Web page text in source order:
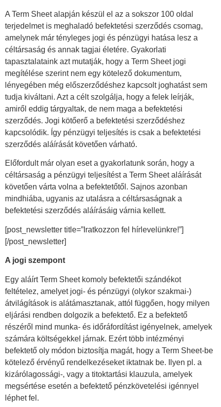
A Term Sheet alapján készül el az a sokszor 100 oldal
terjedelmet is meghaladó befektetési szerződés csomag,
amelynek már tényleges jogi és pénzügyi hatása lesz a
céltársaság és annak tagjai életére. Gyakorlati
tapasztalataink azt mutatják, hogy a Term Sheet jogi
megítélése szerint nem egy kötelező dokumentum,
lényegében még előszerződéshez kapcsolt joghatást sem
tudja kiváltani. Azt a célt szolgálja, hogy a felek leírják,
amiről eddig tárgyaltak, de nem maga a befektetési
szerződés. Jogi kötőerő a befektetési szerződéshez
kapcsolódik. Így pénzügyi teljesítés is csak a befektetési
szerződés aláírását követően várható.
Előfordult már olyan eset a gyakorlatunk során, hogy a
céltársaság a pénzügyi teljesítést a Term Sheet aláírását
követően várta volna a befektetőtől. Sajnos azonban
mindhiába, ugyanis az utalásra a céltársaságnak a
befektetési szerződés aláírásáig várnia kellett.
[post_newsletter title=”Iratkozzon fel hírlevelünkre!”]
[/post_newsletter]
A jogi szempont
Egy aláírt Term Sheet komoly befektetői szándékot
feltételez, amelyet jogi- és pénzügyi (olykor szakmai-)
átvilágítások is alátámasztanak, attól függően, hogy milyen
eljárási rendben dolgozik a befektető. Ez a befektető
részéről mind munka- és időráfordítást igényelnek, amelyek
számára költségekkel járnak. Ezért több intézményi
befektető oly módon biztosítja magát, hogy a Term Sheet-be
kötelező érvényű rendelkezéseket iktatnak be. Ilyen pl. a
kizárólagossági-, vagy a titoktartási klauzula, amelyek
megsértése esetén a befektető pénzkövetelési igénnyel
léphet fel.